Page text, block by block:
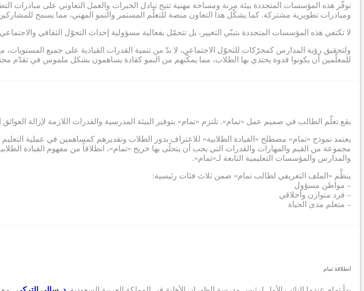
توفّر هذه المؤسسات المتجددة بيئة مرنة ومساحة مهنية تتيح تبادل الخبرات والعمل التعاوني على مبادرات
ومبادرات تطويرية مشتركة. كما يشكّل هذا التعاون منصة للتعلّم المستمر والنمو المهني، مما يسمح
لا تكتفي هذه المؤسسات المتجددة بتبنّي التغيير، بل تتحمّل بفعالية مسؤولية إحداث التحوّل الثقافي
ولتحقيق رؤية المدارس كمحرّكات للتحوّل الاجتماعي، لا بدّ من تنمية القدرات القيادية على جميع
للمعلّمين أن يكونوا قدوة يحتذي بها الطلاب، مما يمكّنهم من النمو كقادة يساهمون بشكل ملموس في تقدّم
يقع تعلّم الطالب في صميم عمل «تمام». تلتزم «تمام» بتوفير البيئة المدرسية والقدرات اللازمة لإزالة
يعتمد نموذج «تمام» مصطلح «القيادة الطلابية» للاعتراف بدور الطلاب وتقديرهم كمساهمين في عملية
مجموعة من القيم والمهارات والقدرات التي يجب أن يتحلّى بها خريج «تمام»، انطلاقاً من مفهوم القيادة
والمدارس والمؤسسات التعليمية التابعة لـ«تمام».
ينظَّم «الملف التعريفي لطالب تمام» ضمن ثلاث فئات رئيسية:
– مواطن مسؤول
– فرد متوازن وأخلاقي
– متعلم مدى الحياة
انطلاقة تمام